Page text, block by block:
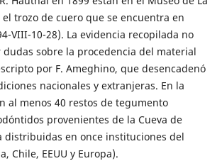
trozo de cuero que se encuentra en
VIII-10-28). La evidencia recopilada no
sobre la procedencia del material
por F. Ameghino, que desencadenó
nacionales y extranjeras. En la
al menos 40 restos de tegumento
provenientes de la Cueva de
distribuidas en once instituciones del
Chile, EEUU y Europa).